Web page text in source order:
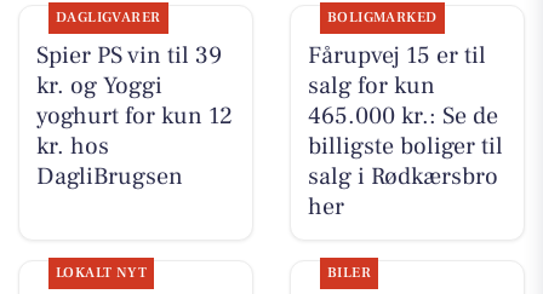
DAGLIGVARER
Spier PS vin til 39
kr. og Yoggi
yoghurt for kun 12
kr. hos
DagliBrugsen
BOLIGMARKED
Fårupvej 15 er til
salg for kun
465.000 kr.: Se de
billigste boliger til
salg i Rødkærsbro
her
LOKALT NYT BILER